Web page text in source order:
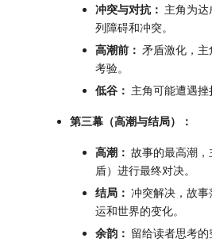
冲突与对抗： 主角为
列障碍和冲突。
高潮前： 矛盾激化，
考验。
低谷： 主角可能遭遇挫
第三幕（高潮与结局）：
高潮： 故事的最高潮
盾）进行最终对决。
结局： 冲突解决，故
运和世界的变化。
余韵： 留给读者思考的